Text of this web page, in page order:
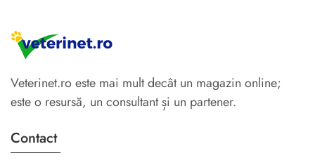
Veterinet.ro este mai mult decât un magazin online;
este o resursă, un consultant și un partener.
Contact